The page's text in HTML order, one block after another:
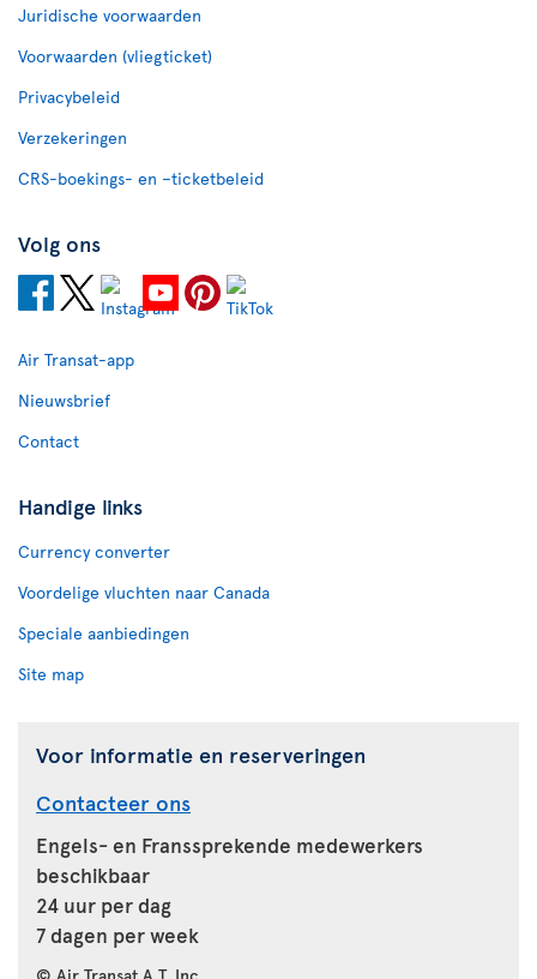
Juridische voorwaarden
Voorwaarden (vliegticket)
Privacybeleid
Verzekeringen
CRS-boekings- en –ticketbeleid
Volg ons
Air Transat-app
Nieuwsbrief
Contact
Handige links
Currency converter
Voordelige vluchten naar Canada
Speciale aanbiedingen
Site map
Voor informatie en reserveringen
Contacteer ons
Engels- en Franssprekende medewerkers
beschikbaar
24 uur per dag
7 dagen per week